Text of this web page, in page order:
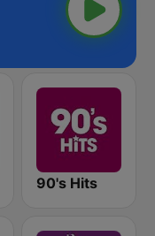
90's Hits